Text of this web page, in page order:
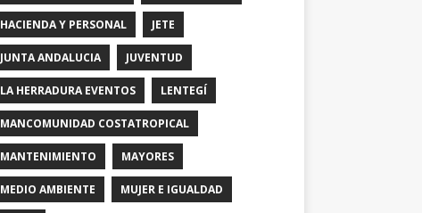
HACIENDA Y PERSONAL JETE
JUNTA ANDALUCIA JUVENTUD
LA HERRADURA EVENTOS LENTEGÍ
MANCOMUNIDAD COSTATROPICAL
MANTENIMIENTO MAYORES
MEDIO AMBIENTE MUJER E IGUALDAD